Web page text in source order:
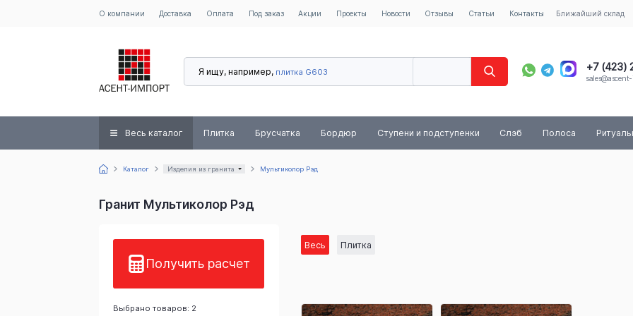
О компании Доставка Оплата Под заказ Акции Проекты Новости Отзывы Статьи Контакты Ближайший склад
Я ищу, например, плитка G603
+7 (423)
8 (800)
Весь каталог Плитка Брусчатка Бордюр Ступени и подступенки Слэб Полоса
Каталог Изделия из гранита Мультиколор Рэд
Гранит Мультиколор Рэд
Получить расчет
Выбрано товаров: 2
Весь Плитка